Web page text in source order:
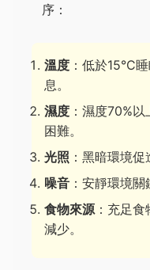
序：
溫度 ：低於15°C
息。
濕度 ：濕度70%
困難。
光照 ：黑暗環境促
噪音 ：安靜環境
食物來源 ：充足
減少。